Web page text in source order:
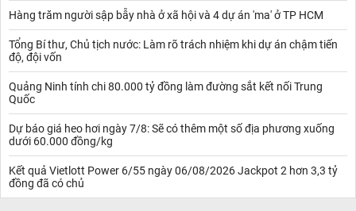
Hàng trăm người sập bẫy nhà ở xã hội và 4 dự án 'ma' ở TP HCM
Tổng Bí thư, Chủ tịch nước: Làm rõ trách nhiệm khi dự án chậm tiến
độ, đội vốn
Quảng Ninh tính chi 80.000 tỷ đồng làm đường sắt kết nối Trung
Quốc
Dự báo giá heo hơi ngày 7/8: Sẽ có thêm một số địa phương xuống
dưới 60.000 đồng/kg
Kết quả Vietlott Power 6/55 ngày 06/08/2026 Jackpot 2 hơn 3,3 tỷ
đồng đã có chủ